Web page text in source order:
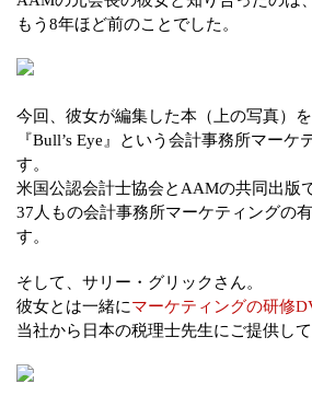
もう8年ほど前のことでした。
今回、彼女が編集した本（上の写真）を
『Bull’s Eye』という会計事務所マーケ
す。
米国公認会計士協会とAAMの共同出版で
37人もの会計事務所マーケティングの
す。
そして、サリー・グリックさん。
彼女とは一緒にマーケティングの研修
当社から日本の税理士先生にご提供して